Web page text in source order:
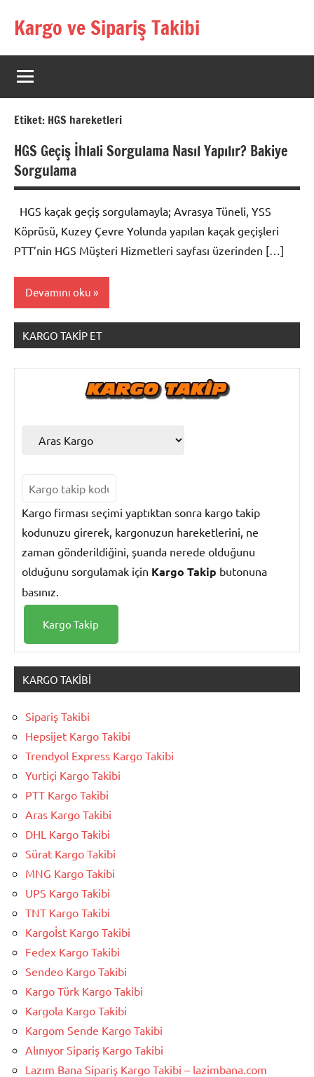
Kargo ve Sipariş Takibi
Kargo
Takip
Rehberi
Etiket: HGS hareketleri
HGS Geçiş İhlali Sorgulama Nasıl Yapılır? Bakiye
Sorgulama
HGS kaçak geçiş sorgulamayla; Avrasya Tüneli, YSS
Köprüsü, Kuzey Çevre Yolunda yapılan kaçak geçişleri
PTT’nin HGS Müşteri Hizmetleri sayfası üzerinden […]
Devamını oku
HGS
Sorgulama
KARGO TAKIP ET
Kargo firması seçimi yaptıktan sonra kargo takip
kodunuzu girerek, kargonuzun hareketlerini, ne
zaman gönderildiğini, şuanda nerede olduğunu
olduğunu sorgulamak için Kargo Takip butonuna
basınız.
KARGO TAKIBI
Sipariş Takibi
Hepsijet Kargo Takibi
Trendyol Express Kargo Takibi
Yurtiçi Kargo Takibi
PTT Kargo Takibi
Aras Kargo Takibi
DHL Kargo Takibi
Sürat Kargo Takibi
MNG Kargo Takibi
UPS Kargo Takibi
TNT Kargo Takibi
Kargoİst Kargo Takibi
Fedex Kargo Takibi
Sendeo Kargo Takibi
Kargo Türk Kargo Takibi
Kargola Kargo Takibi
Kargom Sende Kargo Takibi
Alınıyor Sipariş Kargo Takibi
Lazım Bana Sipariş Kargo Takibi – lazimbana.com